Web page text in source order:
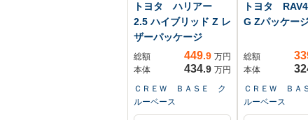
トヨタ ハリアー
2.5 ハイブリッド Z レ
ザーパッケージ
総額 449.9 万円
本体
434.9 万円
ＣＲＥＷ ＢＡＳＥ ク
ルーベース
トヨタ
G Zパッケー
総額
本体
ＣＲＥＷ ＢＡ
ルーベース